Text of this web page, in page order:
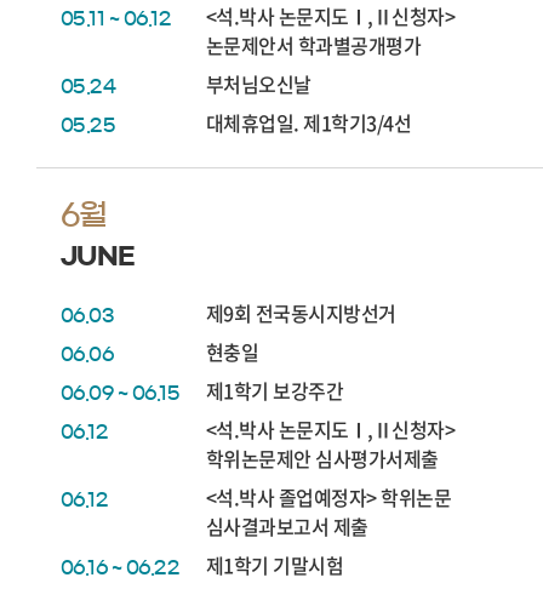
05.11 ~ 06.12
<석.박사 논문지도Ⅰ,Ⅱ신청자>
논문제안서 학과별공개평가
05.24 부처님오신날
05.25 대체휴업일. 제1학기3/4선
6월
JUNE
06.03 제9회 전국동시지방선거
06.06 현충일
06.09 ~ 06.15 제1학기 보강주간
06.12
<석.박사 논문지도Ⅰ,Ⅱ신청자>
학위논문제안 심사평가서제출
06.12
<석.박사 졸업예정자> 학위논문
심사결과보고서 제출
06.16 ~ 06.22 제1학기 기말시험